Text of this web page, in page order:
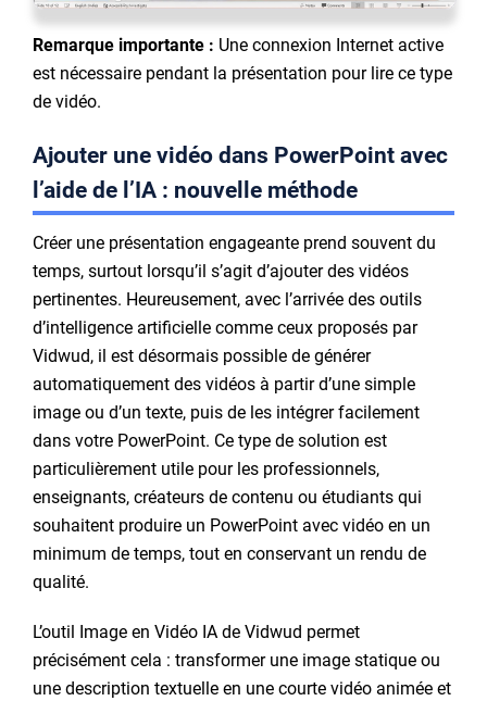
Remarque importante : Une connexion Internet active
est nécessaire pendant la présentation pour lire ce type
de vidéo.
Ajouter une vidéo dans PowerPoint avec
l’aide de l’IA : nouvelle méthode
Créer une présentation engageante prend souvent du
temps, surtout lorsqu’il s’agit d’ajouter des vidéos
pertinentes. Heureusement, avec l’arrivée des outils
d’intelligence artificielle comme ceux proposés par
Vidwud, il est désormais possible de générer
automatiquement des vidéos à partir d’une simple
image ou d’un texte, puis de les intégrer facilement
dans votre PowerPoint. Ce type de solution est
particulièrement utile pour les professionnels,
enseignants, créateurs de contenu ou étudiants qui
souhaitent produire un PowerPoint avec vidéo en un
minimum de temps, tout en conservant un rendu de
qualité.
L’outil Image en Vidéo IA de Vidwud permet
précisément cela : transformer une image statique ou
une description textuelle en une courte vidéo animée et